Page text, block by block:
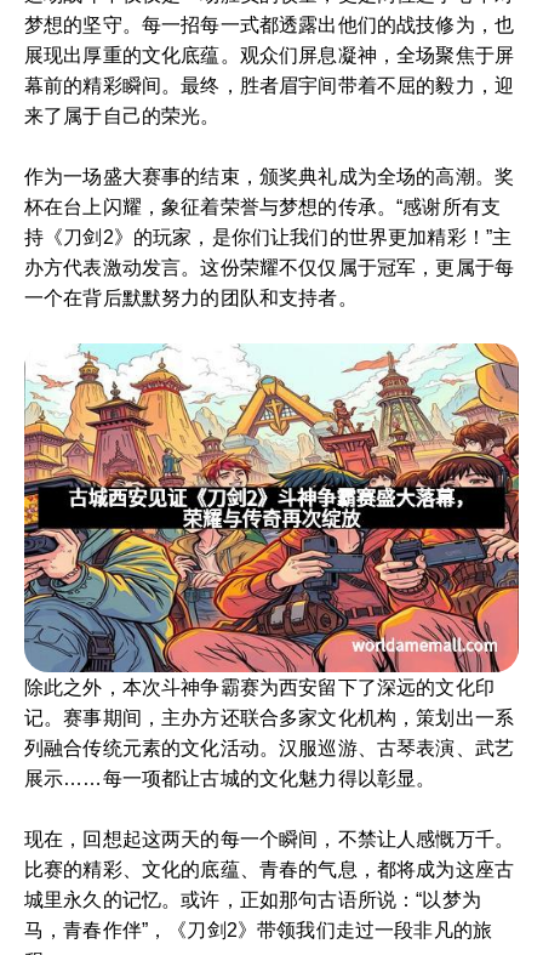
梦想的坚守。每一招每一式都透露出他们的战技修为，也
展现出厚重的文化底蕴。观众们屏息凝神，全场聚焦于屏
幕前的精彩瞬间。最终，胜者眉宇间带着不屈的毅力，迎
来了属于自己的荣光。
作为一场盛大赛事的结束，颁奖典礼成为全场的高潮。奖
杯在台上闪耀，象征着荣誉与梦想的传承。“感谢所有支
持《刀剑2》的玩家，是你们让我们的世界更加精彩！”主
办方代表激动发言。这份荣耀不仅仅属于冠军，更属于每
一个在背后默默努力的团队和支持者。
除此之外，本次斗神争霸赛为西安留下了深远的文化印
记。赛事期间，主办方还联合多家文化机构，策划出一系
列融合传统元素的文化活动。汉服巡游、古琴表演、武艺
展示……每一项都让古城的文化魅力得以彰显。
现在，回想起这两天的每一个瞬间，不禁让人感慨万千。
比赛的精彩、文化的底蕴、青春的气息，都将成为这座古
城里永久的记忆。或许，正如那句古语所说：“以梦为
马，青春作伴”，《刀剑2》带领我们走过一段非凡的旅